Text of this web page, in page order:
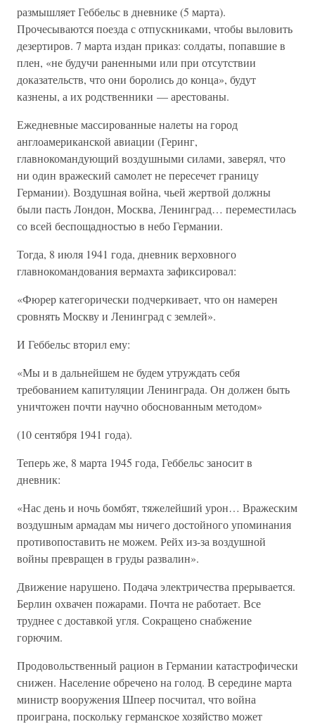
размышляет Геббельс в дневнике (5 марта).
Прочесываются поезда с отпускниками, чтобы выловить
дезертиров. 7 марта издан приказ: солдаты, попавшие в
плен, «не будучи раненными или при отсутствии
доказательств, что они боролись до конца», будут
казнены, а их родственники — арестованы.
Ежедневные массированные налеты на город
англоамериканской авиации (Геринг,
главнокомандующий воздушными силами, заверял, что
ни один вражеский самолет не пересечет границу
Германии). Воздушная война, чьей жертвой должны
были пасть Лондон, Москва, Ленинград… переместилась
со всей беспощадностью в небо Германии.
Тогда, 8 июля 1941 года, дневник верховного
главнокомандования вермахта зафиксировал:
«Фюрер категорически подчеркивает, что он намерен
сровнять Москву и Ленинград с землей».
И Геббельс вторил ему:
«Мы и в дальнейшем не будем утруждать себя
требованием капитуляции Ленинграда. Он должен быть
уничтожен почти научно обоснованным методом»
(10 сентября 1941 года).
Теперь же, 8 марта 1945 года, Геббельс заносит в
дневник:
«Нас день и ночь бомбят, тяжелейший урон… Вражеским
воздушным армадам мы ничего достойного упоминания
противопоставить не можем. Рейх из-за воздушной
войны превращен в груды развалин».
Движение нарушено. Подача электричества прерывается.
Берлин охвачен пожарами. Почта не работает. Все
труднее с доставкой угля. Сокращено снабжение
горючим.
Продовольственный рацион в Германии катастрофически
снижен. Население обречено на голод. В середине марта
министр вооружения Шпеер посчитал, что война
проиграна, поскольку германское хозяйство может